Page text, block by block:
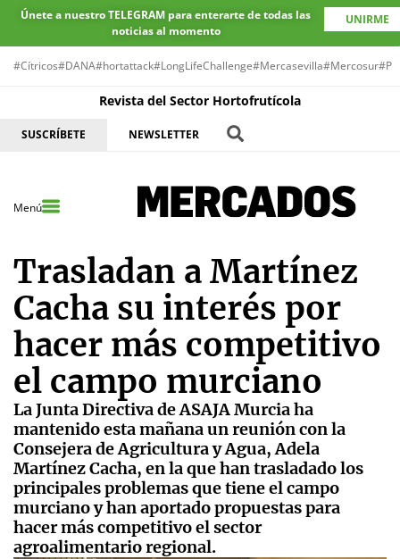
Únete a nuestro TELEGRAM para enterarte de todas las
noticias al momento
UNIRME
#Cítricos#DANA#hortattack#LongLifeChallenge#Mercasevilla#Mercosur
Revista del Sector Hortofrutícola
SUSCRÍBETE NEWSLETTER
Menú
Trasladan a Martínez
Cacha su interés por
hacer más competitivo
el campo murciano
La Junta Directiva de ASAJA Murcia ha
mantenido esta mañana un reunión con la
Consejera de Agricultura y Agua, Adela
Martínez Cacha, en la que han trasladado los
principales problemas que tiene el campo
murciano y han aportado propuestas para
hacer más competitivo el sector
agroalimentario regional.